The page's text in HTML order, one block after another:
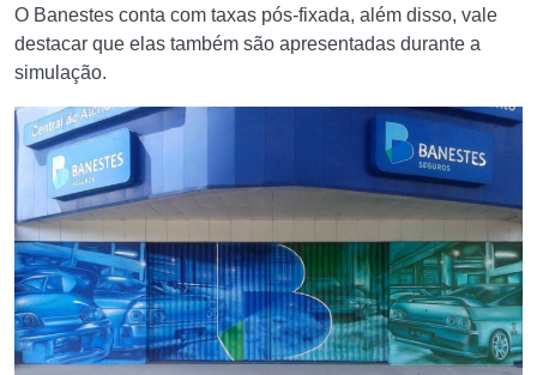
O Banestes conta com taxas pós-fixada, além disso, vale
destacar que elas também são apresentadas durante a
simulação.